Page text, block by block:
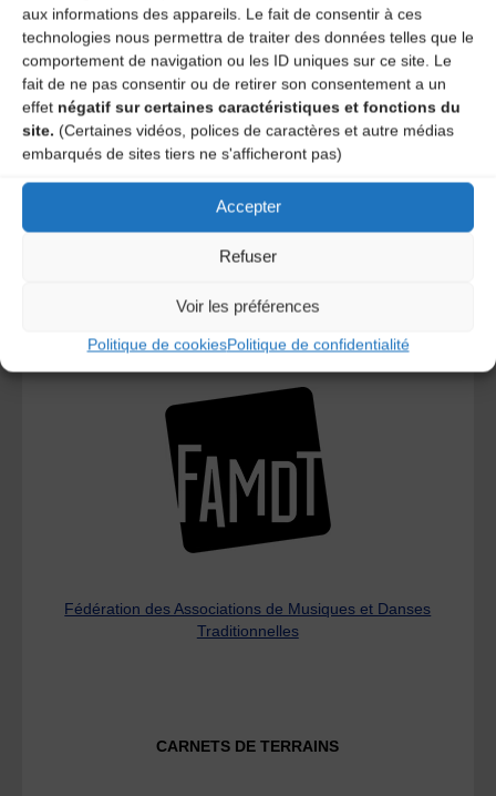
aux informations des appareils. Le fait de consentir à ces
technologies nous permettra de traiter des données telles que le
comportement de navigation ou les ID uniques sur ce site. Le
fait de ne pas consentir ou de retirer son consentement a un
effet négatif sur certaines caractéristiques et fonctions du
site. (Certaines vidéos, polices de caractères et autre médias
embarqués de sites tiers ne s'afficheront pas)
Accepter
Refuser
Voir les préférences
Politique de cookiesPolitique de confidentialité
Le distributeur des musiques Trad'
L’AMTA EST MEMBRE DE LA
Fédération des Associations de Musiques et Danses
Traditionnelles
CARNETS DE TERRAINS